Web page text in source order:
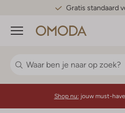
Gratis standaard
Menu
Shop nu: jouw must-